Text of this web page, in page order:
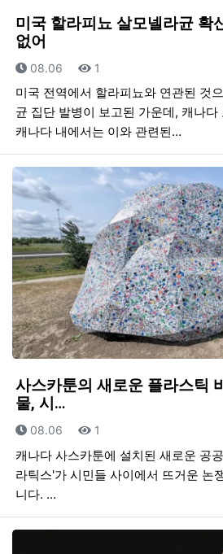
미국 할라피뇨 살모넬라균 확
없어
등록일
08.06 조회
1
미국 전역에서 할라피뇨와 연관된 것
균 집단 발병이 보고된 가운데, 캐나다
캐나다 내에서는 이와 관련된…
사스카툰의 새로운 플라스틱
물, 시…
등록일
08.06 조회
1
캐나다 사스카툰에 설치된 새로운 공
라틱스'가 시민들 사이에서 뜨거운 논
니다. …